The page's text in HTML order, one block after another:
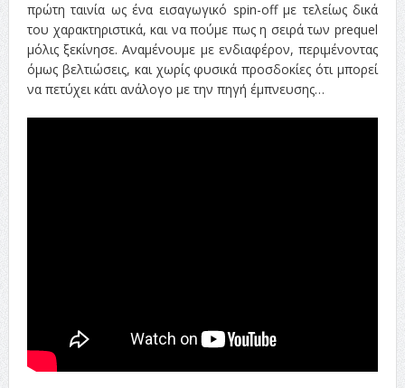
πρώτη ταινία ως ένα εισαγωγικό spin-off με τελείως δικά
του χαρακτηριστικά, και να πούμε πως η σειρά των prequel
μόλις ξεκίνησε. Αναμένουμε με ενδιαφέρον, περιμένοντας
όμως βελτιώσεις, και χωρίς φυσικά προσδοκίες ότι μπορεί
να πετύχει κάτι ανάλογο με την πηγή έμπνευσης…